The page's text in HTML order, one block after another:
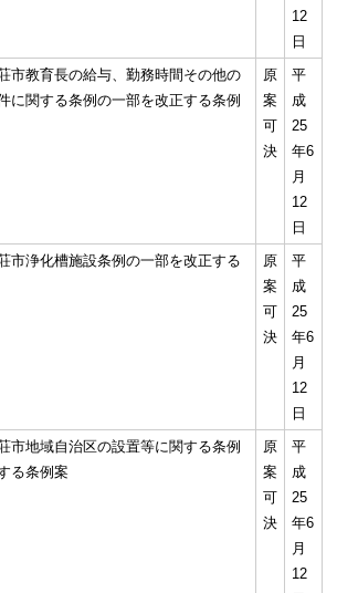
12
日
市教育長の給与、勤務時間その他の
に関する条例の一部を改正する条例
原
案
可
決
平
成
25
年6
月
12
日
市浄化槽施設条例の一部を改正する
原
案
可
決
平
成
25
年6
月
12
日
市地域自治区の設置等に関する条例
る条例案
原
案
可
決
平
成
25
年6
月
12